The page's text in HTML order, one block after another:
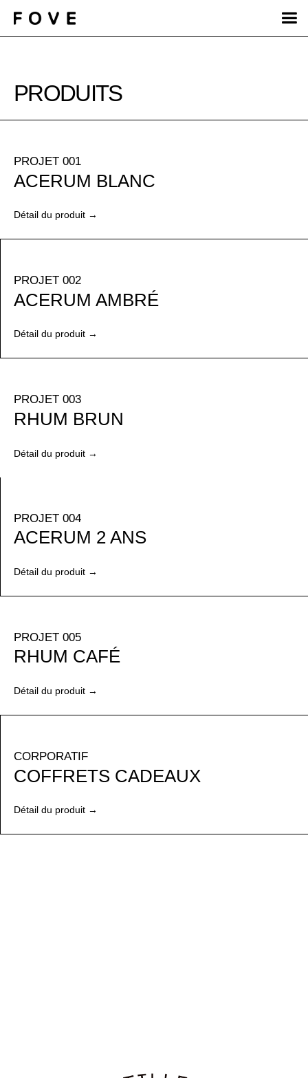
PRODUITS
PROJET 001
ACERUM BLANC
Détail du produit →
PROJET 002
ACERUM AMBRÉ
Détail du produit →
PROJET 003
RHUM BRUN
Détail du produit →
PROJET 004
ACERUM 2 ANS
Détail du produit →
PROJET 005
RHUM CAFÉ
Détail du produit →
CORPORATIF
COFFRETS CADEAUX
Détail du produit →